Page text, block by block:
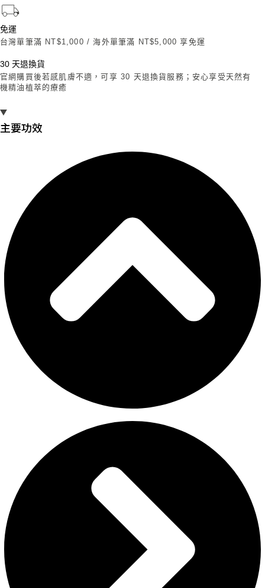
免運
台灣單筆滿 NT$1,000 / 海外單筆滿 NT$5,000 享免運
30 天退換貨
官網購買後若感肌膚不適，可享 30 天退換貨服務；安心享受天然有
機精油植萃的療癒
主要功效